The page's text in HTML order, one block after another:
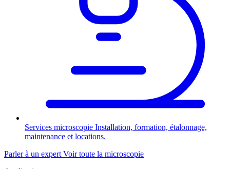
Services microscopie Installation, formation, étalonnage,
maintenance et locations.
Parler à un expert Voir toute la microscopie